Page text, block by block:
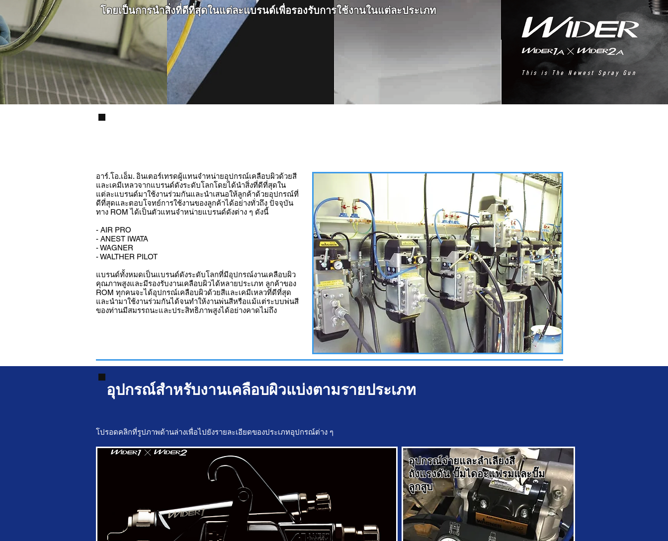
โดยเป็นการนำสิ่งที่ดีที่สุดในแต่ละแบรนด์เพื่อรองรับการใช้งานในแต่ละประเภท
อาร์.โอ.เอ็ม. อินเตอร์เทรดผู้แทนจำหน่ายอุปกรณ์เคลือบผิวด้วยสี
และเคมีเหลวจากแบรนด์ดังระดับโลกโดยได้นำสิ่งที่ดีที่สุดใน
แต่ละแบรนด์มาใช้งานร่วมกันและนำเสนอให้ลูกค้าด้วยอุปกรณ์ที่
ดีที่สุดและตอบโจทย์การใช้งานของลูกค้าได้อย่างทั่วถึง ปัจจุบัน
ทาง ROM ได้เป็นตัวแทนจำหน่ายแบรนด์ดังต่าง ๆ ดังนี้
- AIR PRO
- ANEST IWATA
- WAGNER
- WALTHER PILOT
แบรนด์ทั้งหมดเป็นแบรนด์ดังระดับโลกที่มีอุปกรณ์งานเคลือบผิว
คุณภาพสูงและมีรองรับงานเคลือบผิวได้หลายประเภท ลูกค้าของ
ROM ทุกคนจะได้อุปกรณ์เคลือบผิวด้วยสีและเคมีเหลวที่ดีที่สุด
และนำมาใช้งานร่วมกันได้จนทำให้งานพ่นสีหรือแม้แต่ระบบพ่นสี
ของท่านมีสมรรถนะและประสิทธิภาพสูงได้อย่างคาดไม่ถึง
อุปกรณ์สำหรับงานเคลือบผิวแบ่งตามรายประเภท
โปรอดคลิกที่รูปภาพด้านล่างเพื่อไปยังรายละเอียดของประเภทอุปกรณ์ต่าง ๆ
อุปกรณ์จ่ายและลำเลียงสี
ถังแรงดัน ปั๊มไดอะแฟรมและปั๊ม
ลูกสูบ